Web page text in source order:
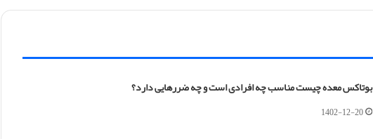
بوتاکس معده چیست مناسب چه افرادی است و چه ضررهایی دارد؟
1402-12-20